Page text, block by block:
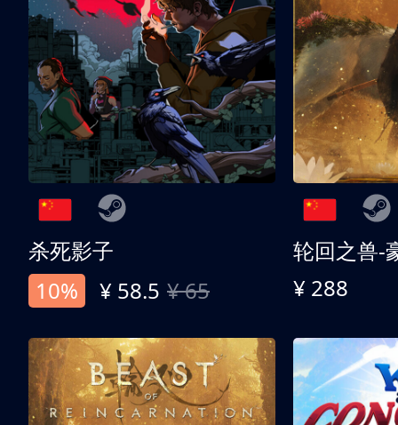
杀死影子
10%
¥ 58.5 ¥ 65
轮回之兽-
¥ 288